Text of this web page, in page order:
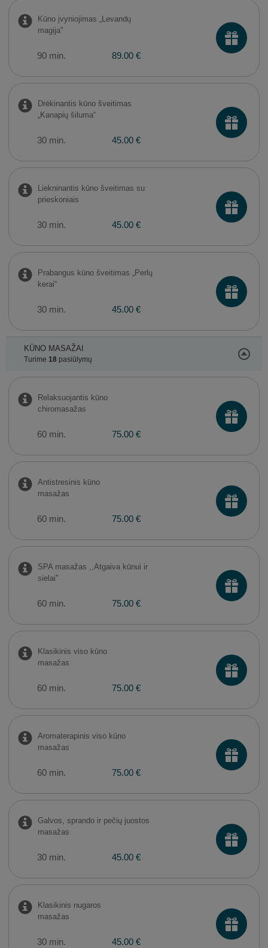
Kūno įvyniojimas „Levandų
magija"
90 min. 89.00 €
Drėkinantis kūno šveitimas
„Kanapių šiluma“
30 min. 45.00 €
Liekninantis kūno šveitimas su
prieskoniais
30 min. 45.00 €
Prabangus kūno šveitimas „Perlų
kerai“
30 min. 45.00 €
KŪNO MASAŽAI
Turime 18pasiūlymų
Relaksuojantis kūno
chiromasažas
60 min. 75.00 €
Antistresinis kūno
masažas
60 min. 75.00 €
SPA masažas ,,Atgaiva kūnui ir
sielai''
60 min. 75.00 €
Klasikinis viso kūno
masažas
60 min. 75.00 €
Aromaterapinis viso kūno
masažas
60 min. 75.00 €
Galvos, sprando ir pečių juostos
masažas
30 min. 45.00 €
Klasikinis nugaros
masažas
30 min. 45.00 €